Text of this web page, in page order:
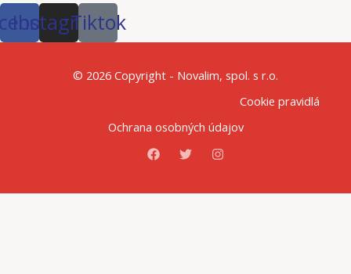
Instagram
Tiktok
© 2026 Copyright - Novalim, spol. s r.o.
Cookie pravidlá
Ochrana osobných údajov